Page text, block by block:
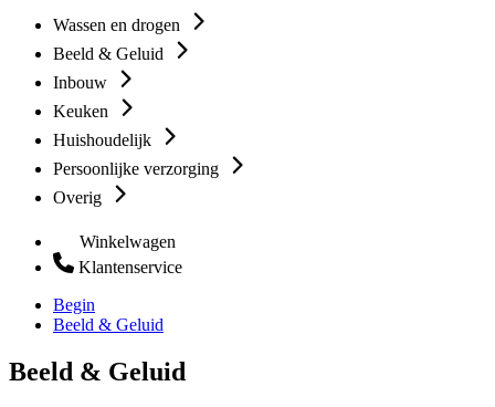
Wassen en drogen
Beeld & Geluid
Inbouw
Keuken
Huishoudelijk
Persoonlijke verzorging
Overig
Winkelwagen
Klantenservice
Begin
Beeld & Geluid
Beeld & Geluid